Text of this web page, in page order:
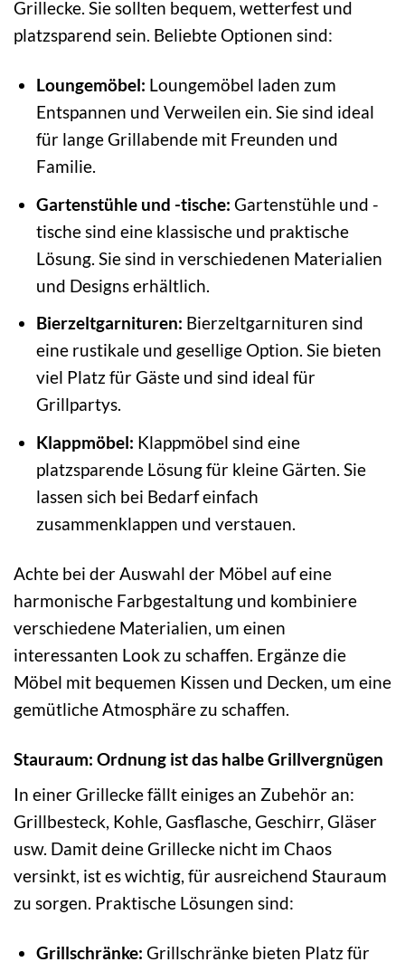
Grillecke. Sie sollten bequem, wetterfest und
platzsparend sein. Beliebte Optionen sind:
Loungemöbel: Loungemöbel laden zum
Entspannen und Verweilen ein. Sie sind ideal
für lange Grillabende mit Freunden und
Familie.
Gartenstühle und -tische: Gartenstühle und -
tische sind eine klassische und praktische
Lösung. Sie sind in verschiedenen Materialien
und Designs erhältlich.
Bierzeltgarnituren: Bierzeltgarnituren sind
eine rustikale und gesellige Option. Sie bieten
viel Platz für Gäste und sind ideal für
Grillpartys.
Klappmöbel: Klappmöbel sind eine
platzsparende Lösung für kleine Gärten. Sie
lassen sich bei Bedarf einfach
zusammenklappen und verstauen.
Achte bei der Auswahl der Möbel auf eine
harmonische Farbgestaltung und kombiniere
verschiedene Materialien, um einen
interessanten Look zu schaffen. Ergänze die
Möbel mit bequemen Kissen und Decken, um eine
gemütliche Atmosphäre zu schaffen.
Stauraum: Ordnung ist das halbe Grillvergnügen
In einer Grillecke fällt einiges an Zubehör an:
Grillbesteck, Kohle, Gasflasche, Geschirr, Gläser
usw. Damit deine Grillecke nicht im Chaos
versinkt, ist es wichtig, für ausreichend Stauraum
zu sorgen. Praktische Lösungen sind:
Grillschränke: Grillschränke bieten Platz für